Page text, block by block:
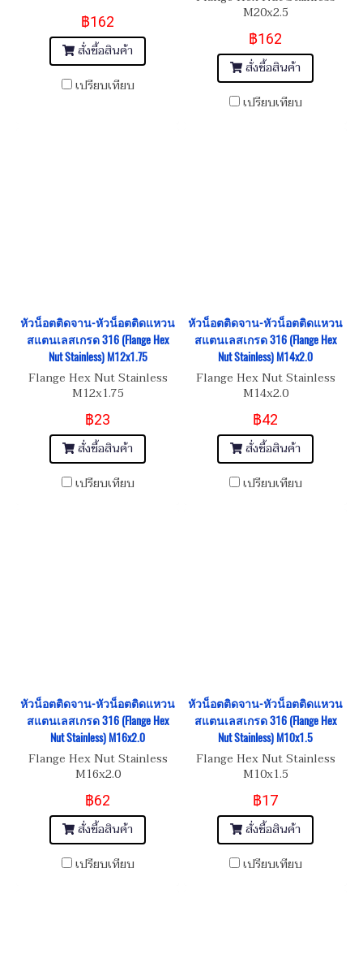
฿162
สั่งซื้อสินค้า
เปรียบเทียบ
M20x2.5
฿162
สั่งซื้อสินค้า
เปรียบเทียบ
หัวน็อตติดจาน-หัวน็อตติดแหวน
สแตนเลสเกรด 316 (Flange Hex
Nut Stainless) M12x1.75
Flange Hex Nut Stainless
M12x1.75
฿23
สั่งซื้อสินค้า
เปรียบเทียบ
หัวน็อตติดจาน-หัวน็อตติดแหวน
สแตนเลสเกรด 316 (Flange Hex
Nut Stainless) M14x2.0
Flange Hex Nut Stainless
M14x2.0
฿42
สั่งซื้อสินค้า
เปรียบเทียบ
หัวน็อตติดจาน-หัวน็อตติดแหวน
สแตนเลสเกรด 316 (Flange Hex
Nut Stainless) M16x2.0
Flange Hex Nut Stainless
M16x2.0
฿62
สั่งซื้อสินค้า
เปรียบเทียบ
หัวน็อตติดจาน-หัวน็อตติดแหวน
สแตนเลสเกรด 316 (Flange Hex
Nut Stainless) M10x1.5
Flange Hex Nut Stainless
M10x1.5
฿17
สั่งซื้อสินค้า
เปรียบเทียบ